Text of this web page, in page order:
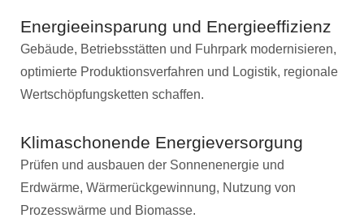
Energieeinsparung und Energieeffizienz
Gebäude, Betriebsstätten und Fuhrpark modernisieren,
optimierte Produktionsverfahren und Logistik, regionale
Wertschöpfungsketten schaffen.
Klimaschonende Energieversorgung
Prüfen und ausbauen der Sonnenenergie und
Erdwärme, Wärmerückgewinnung, Nutzung von
Prozesswärme und Biomasse.